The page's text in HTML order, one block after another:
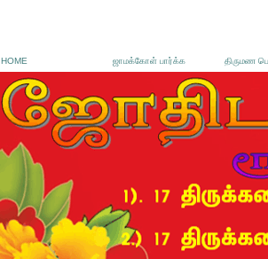
HOME ஜாமக்கோள் பார்க்க திருமண